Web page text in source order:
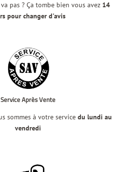
pas ? Ça tombe bien vous avez 14
pour changer d'avis
Service Après Vente
sommes à votre service du lundi au
vendredi